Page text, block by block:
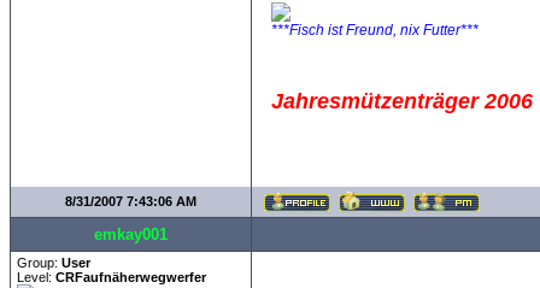
***Fisch ist Freund, nix Futter***
Jahresmützenträger 2006
8/31/2007 7:43:06 AM
emkay001
Group: User
Level: CRFaufnäherwegwerfer